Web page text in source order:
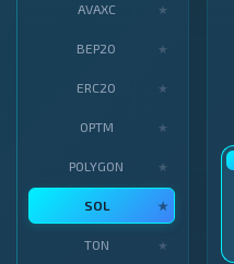
AVAXC ★
BEP20 ★
ERC20 ★
OPTM ★
POLYGON ★
SOL ★
TON ★